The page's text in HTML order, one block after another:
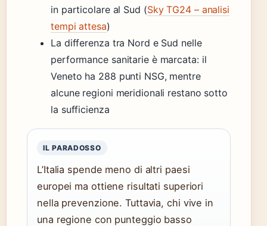
in particolare al Sud (Sky TG24 – analisi
tempi attesa)
La differenza tra Nord e Sud nelle
performance sanitarie è marcata: il
Veneto ha 288 punti NSG, mentre
alcune regioni meridionali restano sotto
la sufficienza
IL PARADOSSO
L’Italia spende meno di altri paesi
europei ma ottiene risultati superiori
nella prevenzione. Tuttavia, chi vive in
una regione con punteggio basso